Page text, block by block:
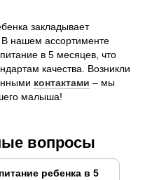
закладывает
нашем ассортименте
в 5 месяцев, что
качества. Возникли
контактами – мы
малыша!
вопросы
ребенка в 5